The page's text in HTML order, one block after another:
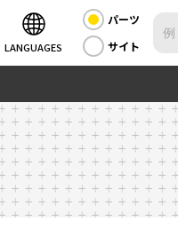
LANGUAGES
パーツ
サイト